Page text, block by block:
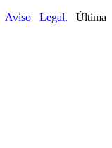
Aviso Legal. Última